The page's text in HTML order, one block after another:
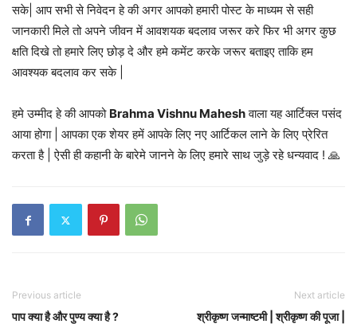
सके| आप सभी से निवेदन हे की अगर आपको हमारी पोस्ट के माध्यम से सही
जानकारी मिले तो अपने जीवन में आवशयक बदलाव जरूर करे फिर भी अगर कुछ
क्षति दिखे तो हमारे लिए छोड़ दे और हमे कमेंट करके जरूर बताइए ताकि हम
आवश्यक बदलाव कर सके |
हमे उम्मीद हे की आपको Brahma Vishnu Maheshवाला यह आर्टिक्ल पसंद
आया होगा | आपका एक शेयर हमें आपके लिए नए आर्टिकल लाने के लिए प्रेरित
करता है | ऐसी ही कहानी के बारेमे जानने के लिए हमारे साथ जुड़े रहे धन्यवाद ! 🙏
Previous article
पाप क्या है और पुण्य क्या है ?
Next article
श्रीकृष्ण जन्माष्टमी | श्रीकृष्ण की पूजा |